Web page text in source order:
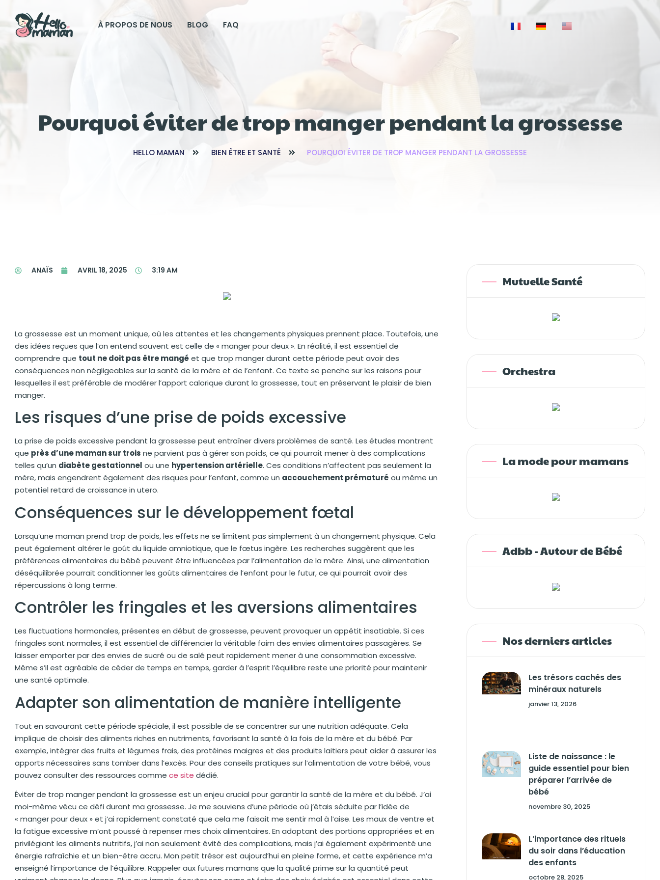
À PROPOS DE NOUS BLOG FAQ
Pourquoi éviter de trop manger pendant la grossesse
HELLO MAMAN BIEN ÊTRE ET SANTÉ POURQUOI ÉVITER DE TROP MANGER PENDANT LA GROSSESSE
ANAÏS AVRIL 18, 2025 3:19 AM
La grossesse est un moment unique, où les attentes et les changements physiques prennent place. Toutefois, une
des idées reçues que l’on entend souvent est celle de « manger pour deux ». En réalité, il est essentiel de
comprendre que tout ne doit pas être mangé et que trop manger durant cette période peut avoir des
conséquences non négligeables sur la santé de la mère et de l’enfant. Ce texte se penche sur les raisons pour
lesquelles il est préférable de modérer l’apport calorique durant la grossesse, tout en préservant le plaisir de bien
manger.
Les risques d’une prise de poids excessive
La prise de poids excessive pendant la grossesse peut entraîner divers problèmes de santé. Les études montrent
que près d’une maman sur trois ne parvient pas à gérer son poids, ce qui pourrait mener à des complications
telles qu’un diabète gestationnel ou une hypertension artérielle. Ces conditions n’affectent pas seulement la
mère, mais engendrent également des risques pour l’enfant, comme un accouchement prématuré ou même un
potentiel retard de croissance in utero.
Conséquences sur le développement fœtal
Lorsqu’une maman prend trop de poids, les effets ne se limitent pas simplement à un changement physique. Cela
peut également altérer le goût du liquide amniotique, que le fœtus ingère. Les recherches suggèrent que les
préférences alimentaires du bébé peuvent être influencées par l’alimentation de la mère. Ainsi, une alimentation
déséquilibrée pourrait conditionner les goûts alimentaires de l’enfant pour le futur, ce qui pourrait avoir des
répercussions à long terme.
Contrôler les fringales et les aversions alimentaires
Les fluctuations hormonales, présentes en début de grossesse, peuvent provoquer un appétit insatiable. Si ces
fringales sont normales, il est essentiel de différencier la véritable faim des envies alimentaires passagères. Se
laisser emporter par des envies de sucré ou de salé peut rapidement mener à une consommation excessive.
Même s’il est agréable de céder de temps en temps, garder à l’esprit l’équilibre reste une priorité pour maintenir
une santé optimale.
Adapter son alimentation de manière intelligente
Tout en savourant cette période spéciale, il est possible de se concentrer sur une nutrition adéquate. Cela
implique de choisir des aliments riches en nutriments, favorisant la santé à la fois de la mère et du bébé. Par
exemple, intégrer des fruits et légumes frais, des protéines maigres et des produits laitiers peut aider à assurer les
apports nécessaires sans tomber dans l’excès. Pour des conseils pratiques sur l’alimentation de votre bébé, vous
pouvez consulter des ressources comme ce site dédié.
Éviter de trop manger pendant la grossesse est un enjeu crucial pour garantir la santé de la mère et du bébé. J’ai
moi-même vécu ce défi durant ma grossesse. Je me souviens d’une période où j’étais séduite par l’idée de
« manger pour deux » et j’ai rapidement constaté que cela me faisait me sentir mal à l’aise. Les maux de ventre et
la fatigue excessive m’ont poussé à repenser mes choix alimentaires. En adoptant des portions appropriées et en
privilégiant les aliments nutritifs, j’ai non seulement évité des complications, mais j’ai également expérimenté une
énergie rafraîchie et un bien-être accru. Mon petit trésor est aujourd’hui en pleine forme, et cette expérience m’a
enseigné l’importance de l’équilibre. Rappeler aux futures mamans que la qualité prime sur la quantité peut
Mutuelle Santé
Orchestra
La mode pour mamans
Adbb - Autour de Bébé
Nos derniers articles
Les trésors cachés des
minéraux naturels
janvier 13, 2026
Liste de naissance : le
guide essentiel pour bien
préparer l’arrivée de
bébé
novembre 30, 2025
L’importance des rituels
du soir dans l’éducation
des enfants
octobre 28, 2025